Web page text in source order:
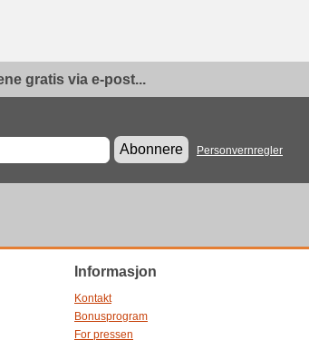
gratis via e-post...
Abonnere
Personvernregler
Informasjon
Kontakt
Bonusprogram
For pressen